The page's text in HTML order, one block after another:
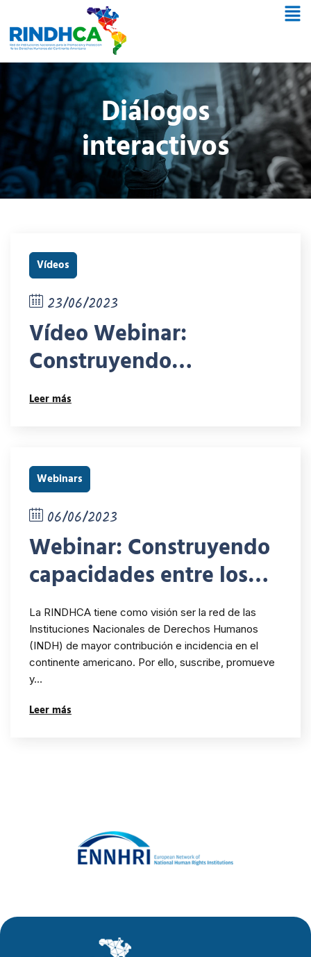
Diálogos
interactivos
Vídeos
23/06/2023
Vídeo Webinar:
Construyendo
capacidades entre los
interactivos con los
mecanismos
convencional y extra
convencionales de los
derechos humanos
Leer más
Webinars
06/06/2023
Webinar: Construyendo
capacidades entre los
miembros de la
RINDHCA: Diálogos
interactivos con los
mecanismos
convencional y extra
La RINDHCA tiene como visión ser la red de las
Instituciones Nacionales de Derechos Humanos
(INDH) de mayor contribución e incidencia en el
continente americano. Por ello, suscribe, promueve
y…
Leer más